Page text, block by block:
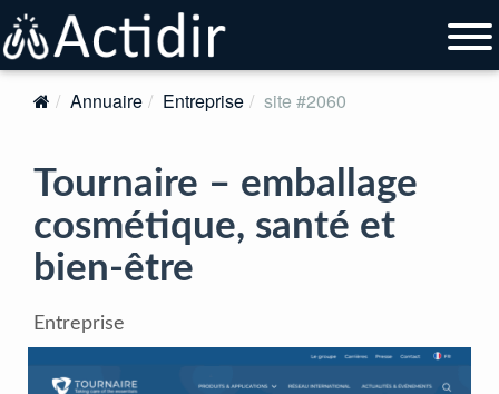
Annuaire Entreprise site #2060
Tournaire – emballage
cosmétique, santé et
bien-être
Entreprise